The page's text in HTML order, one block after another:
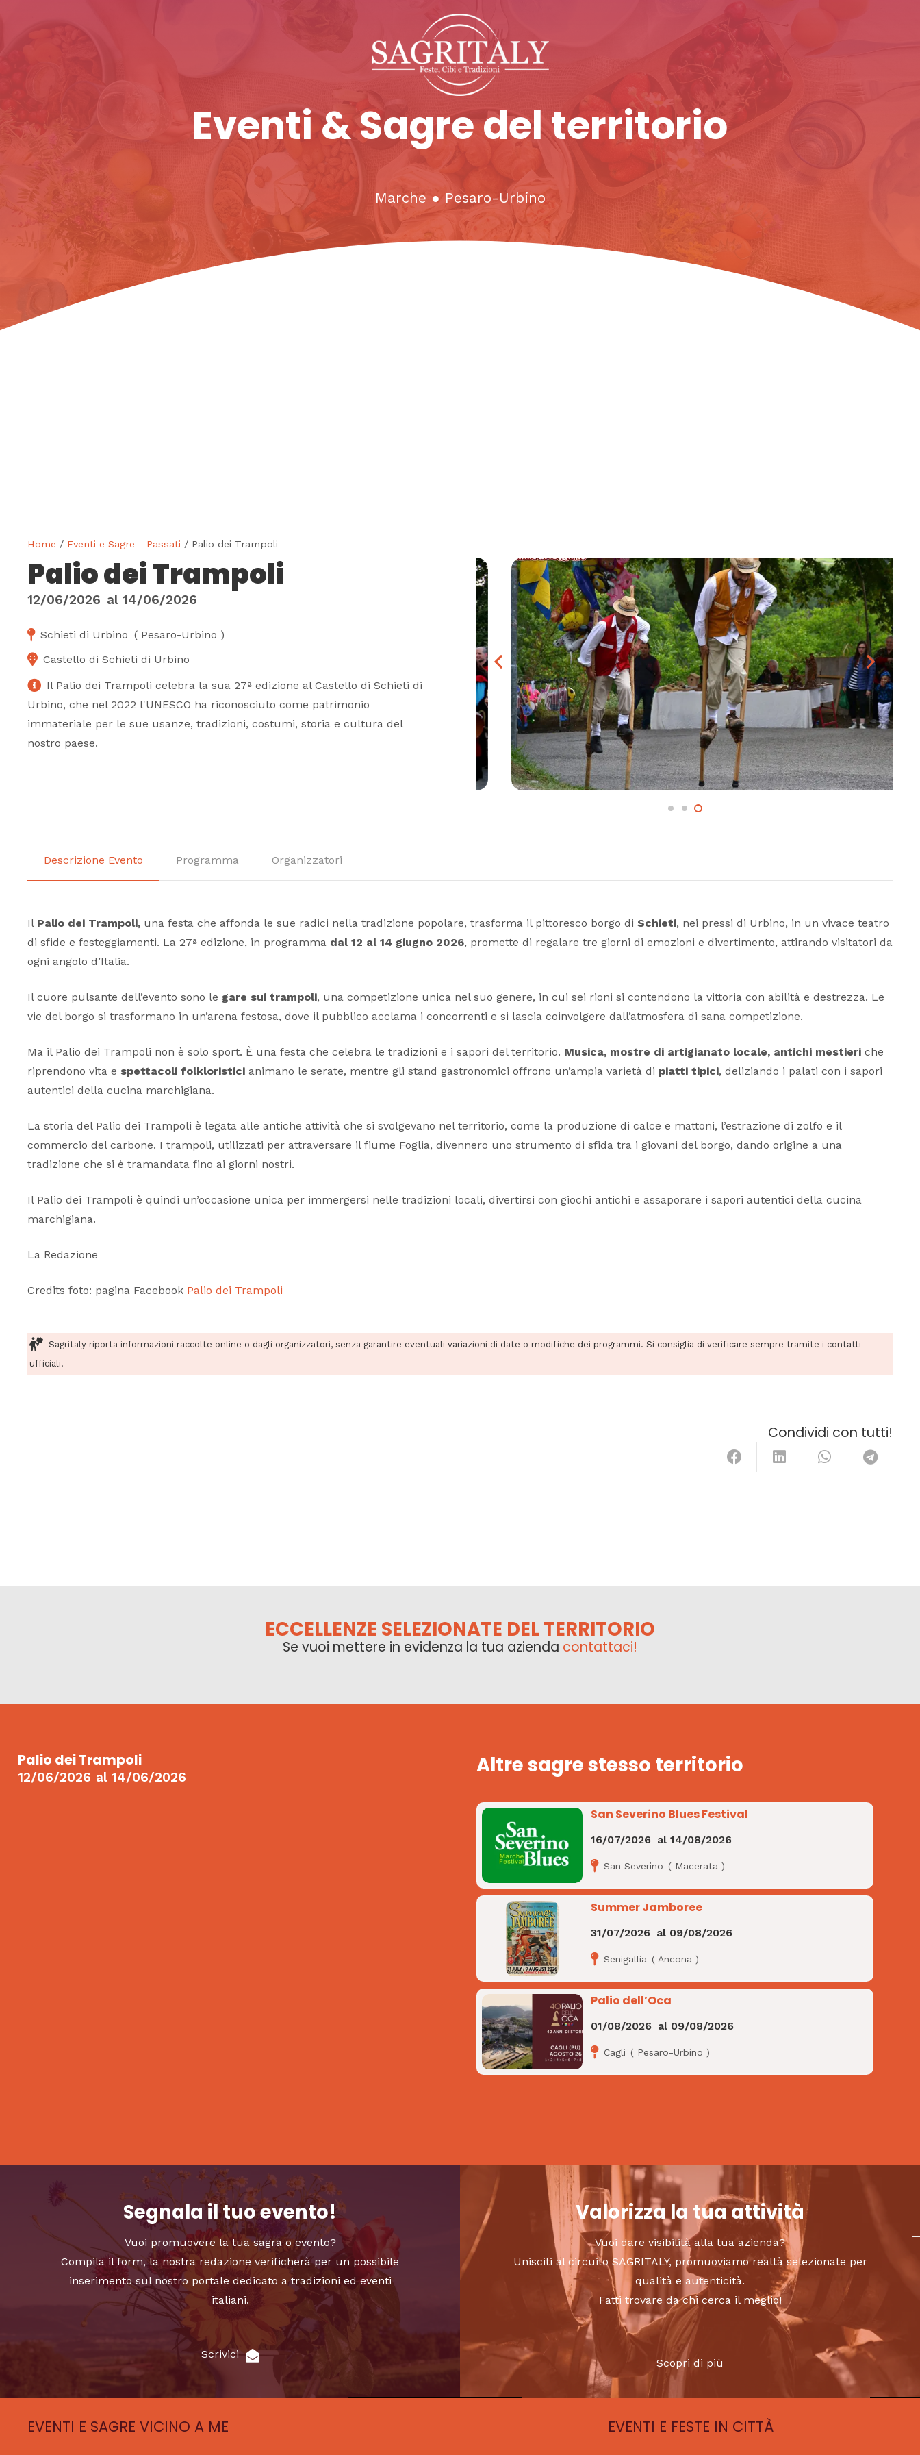
Eventi & Sagre del territorio
Marche ● Pesaro-Urbino
Home / Eventi e Sagre - Passati / Palio dei Trampoli
Palio dei Trampoli
12/06/2026 al 14/06/2026
Schieti di Urbino ( Pesaro-Urbino )
Castello di Schieti di Urbino
Il Palio dei Trampoli celebra la sua 27ª edizione al Castello di Schieti di
Urbino, che nel 2022 l'UNESCO ha riconosciuto come patrimonio
immateriale per le sue usanze, tradizioni, costumi, storia e cultura del
nostro paese.
Descrizione Evento Programma Organizzatori
Il Palio dei Trampoli, una festa che affonda le sue radici nella tradizione popolare, trasforma il pittoresco borgo di Schieti, nei pressi di Urbino, in un vivace teatro
di sfide e festeggiamenti. La 27ª edizione, in programma dal 12 al 14 giugno 2026, promette di regalare tre giorni di emozioni e divertimento, attirando visitatori da
ogni angolo d’Italia.
Il cuore pulsante dell’evento sono le gare sui trampoli, una competizione unica nel suo genere, in cui sei rioni si contendono la vittoria con abilità e destrezza. Le
vie del borgo si trasformano in un’arena festosa, dove il pubblico acclama i concorrenti e si lascia coinvolgere dall’atmosfera di sana competizione.
Ma il Palio dei Trampoli non è solo sport. È una festa che celebra le tradizioni e i sapori del territorio. Musica, mostre di artigianato locale, antichi mestieri che
riprendono vita e spettacoli folkloristici animano le serate, mentre gli stand gastronomici offrono un’ampia varietà di piatti tipici, deliziando i palati con i sapori
autentici della cucina marchigiana.
La storia del Palio dei Trampoli è legata alle antiche attività che si svolgevano nel territorio, come la produzione di calce e mattoni, l’estrazione di zolfo e il
commercio del carbone. I trampoli, utilizzati per attraversare il fiume Foglia, divennero uno strumento di sfida tra i giovani del borgo, dando origine a una
tradizione che si è tramandata fino ai giorni nostri.
Il Palio dei Trampoli è quindi un’occasione unica per immergersi nelle tradizioni locali, divertirsi con giochi antichi e assaporare i sapori autentici della cucina
marchigiana.
La Redazione
Credits foto: pagina Facebook Palio dei Trampoli
Sagritaly riporta informazioni raccolte online o dagli organizzatori, senza garantire eventuali variazioni di date o modifiche dei programmi. Si consiglia di verificare sempre tramite i contatti
ufficiali.
Condividi con tutti!
ECCELLENZE SELEZIONATE DEL TERRITORIO
Se vuoi mettere in evidenza la tua azienda contattaci!
Palio dei Trampoli
12/06/2026 al14/06/2026 Altre sagre stesso territorio
San Severino Blues Festival
16/07/2026 al14/08/2026
San Severino ( Macerata )
Summer Jamboree
31/07/2026 al 09/08/2026
Senigallia (Ancona )
Palio dell’Oca
01/08/2026 al 09/08/2026
Cagli ( Pesaro-Urbino )
Segnala il tuo evento!
Vuoi promuovere la tua sagra o evento?
Compila il form, la nostra redazione verificherà per un possibile
inserimento sul nostro portale dedicato a tradizioni ed eventi
italiani.
Scrivici
Valorizza la tua attività
Vuoi dare visibilità alla tua azienda?
Unisciti al circuito SAGRITALY, promuoviamo realtà selezionate per
qualità e autenticità.
Fatti trovare da chi cerca il meglio!
Scopri di più
EVENTI E SAGRE VICINO A ME EVENTI E FESTE IN CITTÀ